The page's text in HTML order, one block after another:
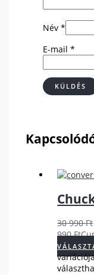
Név *
E-mail *
30 990Ft
990Ft